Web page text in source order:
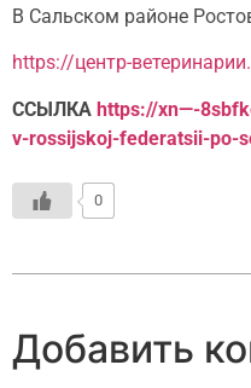
В Сальском районе
https://центр-
ССЫЛКА https://xn—-
v-rossijskoj-federatsii-po-
0
Добавить